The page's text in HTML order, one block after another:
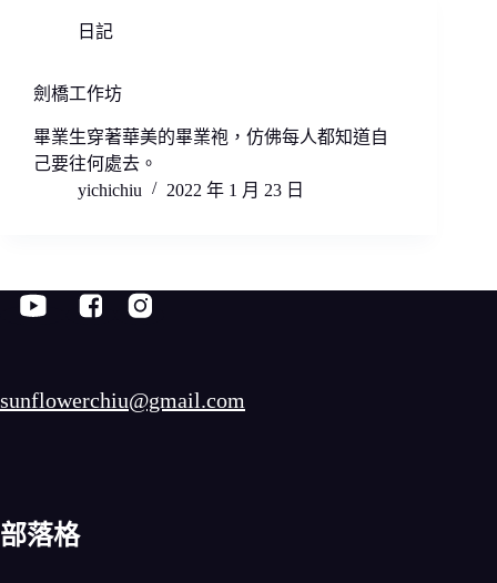
日記
劍橋工作坊
畢業生穿著華美的畢業袍，仿佛每人都知道自
己要往何處去。
yichichiu
2022 年 1 月 23 日
sunflowerchiu@gmail.com
部落格